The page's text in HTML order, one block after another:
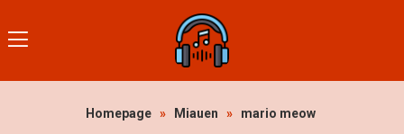
Homepage » Miauen » mario meow